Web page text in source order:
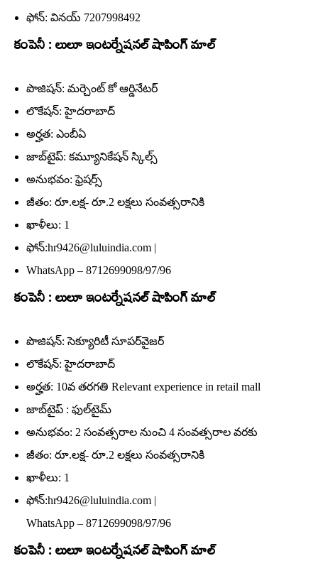
ఫోన్‌: వినయ్‌ 7207998492
కంపెనీ : లులూ ఇంటర్నేషనల్‌ షాపింగ్‌ మాల్‌
పొజిషన్‌: మర్చెంట్‌ కో ఆర్డినేటర్‌
లొకేషన్‌: హైదరాబాద్‌
అర్హత: ఎంబీఏ
జాబ్‌టైప్‌: కమ్యూనికేషన్‌ స్కిల్స్‌
అనుభవం: ఫ్రెషర్స్‌
జీతం: రూ.లక్ష- రూ.2 లక్షలు సంవత్సరానికి
ఖాళీలు: 1
ఫోన్‌:hr9426@luluindia.com |
WhatsApp – 8712699098/97/96
కంపెనీ : లులూ ఇంటర్నేషనల్‌ షాపింగ్‌ మాల్‌
పొజిషన్‌: సెక్యూరిటీ సూపర్‌వైజర్‌
లొకేషన్‌: హైదరాబాద్‌
అర్హత: 10వ తరగతి Relevant experience in retail mall
జాబ్‌టైప్‌ : ఫుల్‌టైమ్‌
అనుభవం: 2 సంవత్సరాల నుంచి 4 సంవత్సరాల వరకు
జీతం: రూ.లక్ష- రూ.2 లక్షలు సంవత్సరానికి
ఖాళీలు: 1
ఫోన్‌:hr9426@luluindia.com |
WhatsApp – 8712699098/97/96
కంపెనీ : లులూ ఇంటర్నేషనల్‌ షాపింగ్‌ మాల్‌